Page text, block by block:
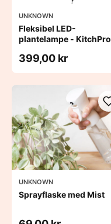
UNKNOWN
Fleksibel LED-
plantelampe - KitchPro
399,00 kr
UNKNOWN
Sprayflaske med Mist